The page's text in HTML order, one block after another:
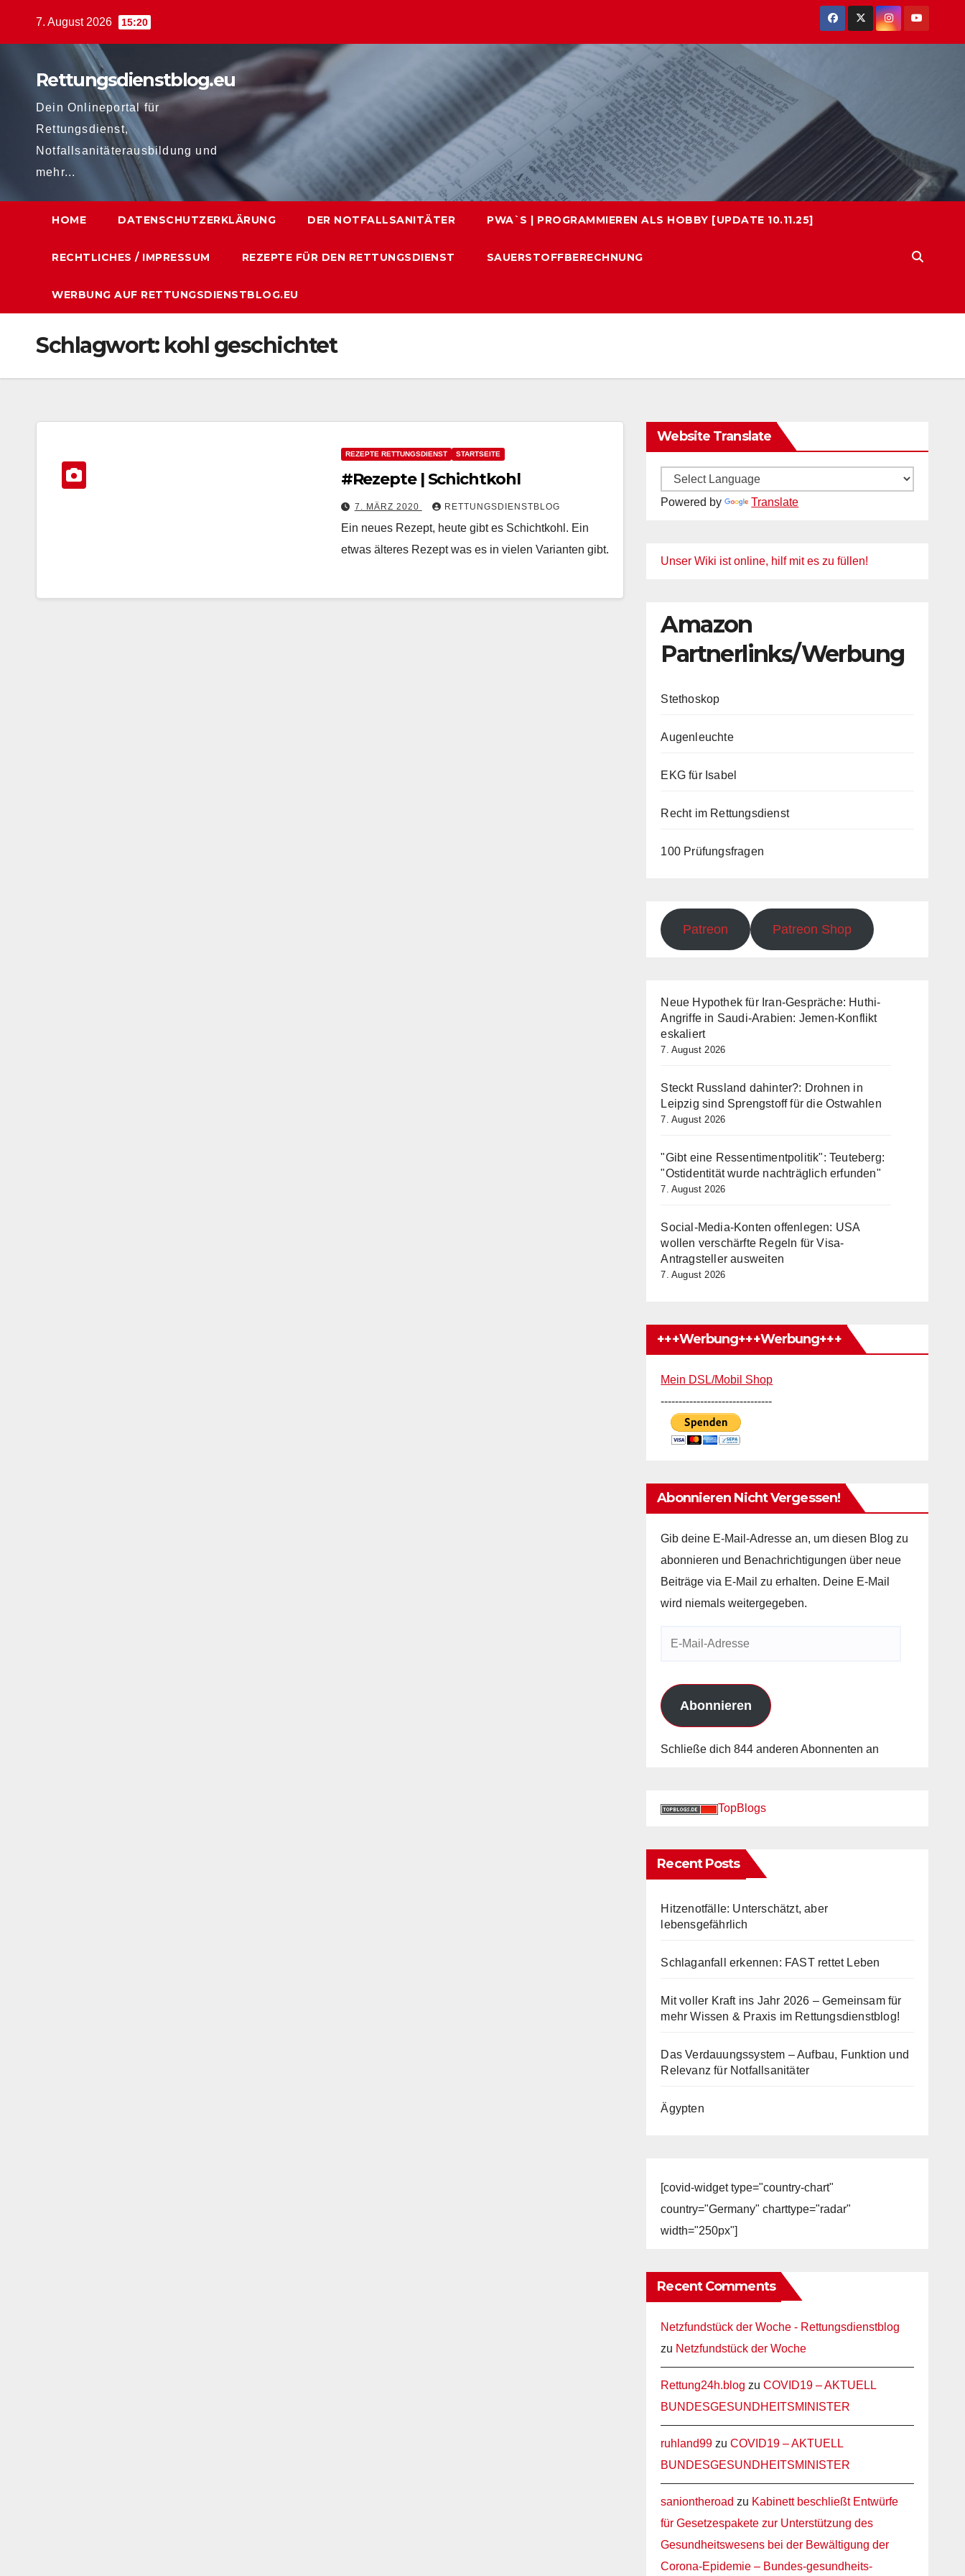
7. August 2026 15:20
Rettungsdienstblog.eu
Dein Onlineportal für
Rettungsdienst,
Notfallsanitäterausbildung und
mehr...
HOME DATENSCHUTZERKLÄRUNG DER NOTFALLSANITÄTER PWA`S | PROGRAMMIEREN ALS HOBBY [UPDATE 10.11.25]
RECHTLICHES / IMPRESSUM REZEPTE FÜR DEN RETTUNGSDIENST SAUERSTOFFBERECHNUNG
WERBUNG AUF RETTUNGSDIENSTBLOG.EU
Schlagwort: kohl geschichtet
REZEPTE RETTUNGSDIENST STARTSEITE
#Rezepte | Schichtkohl
7. MÄRZ 2020 RETTUNGSDIENSTBLOG
Ein neues Rezept, heute gibt es Schichtkohl. Ein
etwas älteres Rezept was es in vielen Varianten gibt.
Website Translate
Powered by Translate
Unser Wiki ist online, hilf mit es zu füllen!
Amazon
Partnerlinks/Werbung
Stethoskop
Augenleuchte
EKG für Isabel
Recht im Rettungsdienst
100 Prüfungsfragen
Patreon Patreon Shop
Neue Hypothek für Iran-Gespräche: Huthi-
Angriffe in Saudi-Arabien: Jemen-Konflikt
eskaliert
7. August 2026
Steckt Russland dahinter?: Drohnen in
Leipzig sind Sprengstoff für die Ostwahlen
7. August 2026
"Gibt eine Ressentimentpolitik": Teuteberg:
"Ostidentität wurde nachträglich erfunden"
7. August 2026
Social-Media-Konten offenlegen: USA
wollen verschärfte Regeln für Visa-
Antragsteller ausweiten
7. August 2026
+++Werbung+++Werbung+++
Mein DSL/Mobil Shop
-------------------------------
Abonnieren Nicht Vergessen!
Gib deine E-Mail-Adresse an, um diesen Blog zu
abonnieren und Benachrichtigungen über neue
Beiträge via E-Mail zu erhalten. Deine E-Mail
wird niemals weitergegeben.
Abonnieren
Schließe dich 844 anderen Abonnenten an
TopBlogs
Recent Posts
Hitzenotfälle: Unterschätzt, aber
lebensgefährlich
Schlaganfall erkennen: FAST rettet Leben
Mit voller Kraft ins Jahr 2026 – Gemeinsam für
mehr Wissen & Praxis im Rettungsdienstblog!
Das Verdauungssystem – Aufbau, Funktion und
Relevanz für Notfallsanitäter
Ägypten
[covid-widget type="country-chart"
country="Germany" charttype="radar"
width="250px"]
Recent Comments
Netzfundstück der Woche - Rettungsdienstblog
zu Netzfundstück der Woche
Rettung24h.blog zuCOVID19 – AKTUELL
BUNDESGESUNDHEITSMINISTER
ruhland99 zuCOVID19 – AKTUELL
BUNDESGESUNDHEITSMINISTER
saniontheroad zu Kabinett beschließt Entwürfe
für Gesetzespakete zur Unterstützung des
Gesundheitswesens bei der Bewältigung der
Corona-Epidemie – Bundes-gesundheits-